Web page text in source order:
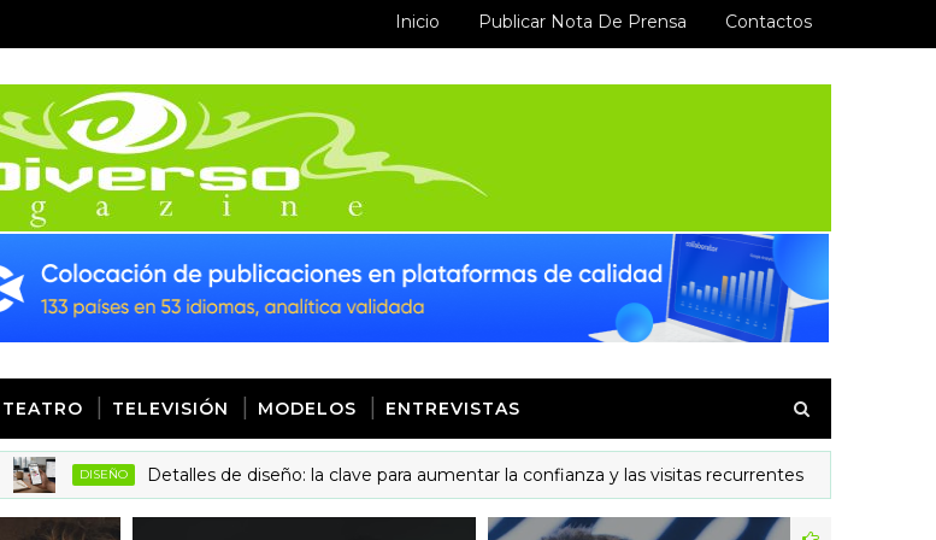
Inicio Publicar Nota De Prensa Contactos
TEATRO TELEVISIÓN MODELOS ENTREVISTAS
DISEÑO Detalles de diseño: la clave para aumentar la confianza y las visitas recurrentes